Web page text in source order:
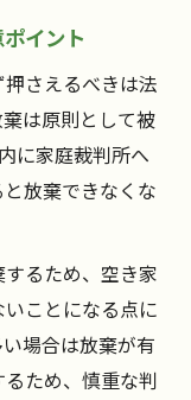
イント
さえるべきは法
は原則として被
に家庭裁判所へ
放棄できなくな
るため、空き家
ことになる点に
場合は放棄が有
ため、慎重な判